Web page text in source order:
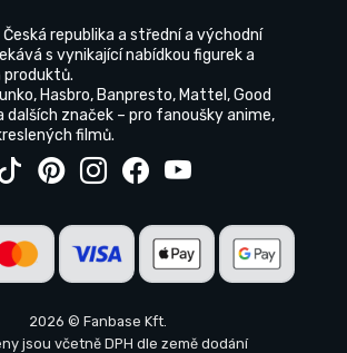
Česká republika a střední a východní
s vynikající nabídkou figurek a
Hasbro, Banpresto, Mattel, Good
dalších značek – pro fanoušky anime,
filmů.
2026 © Fanbase Kft.
jsou včetně DPH dle země dodání